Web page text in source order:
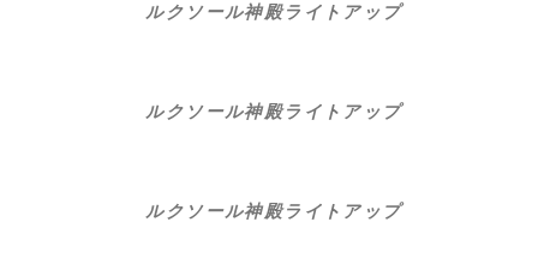
ルクソール神殿ライトアップ
ルクソール神殿ライトアップ
ルクソール神殿ライトアップ